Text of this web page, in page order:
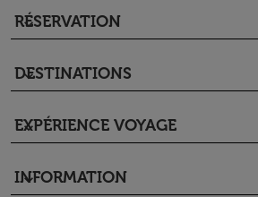
RÉSERVATION
keyboard_arrow_down
DESTINATIONS
keyboard_arrow_down
EXPÉRIENCE VOYAGE
keyboard_arrow_down
INFORMATION
keyboard_arrow_down